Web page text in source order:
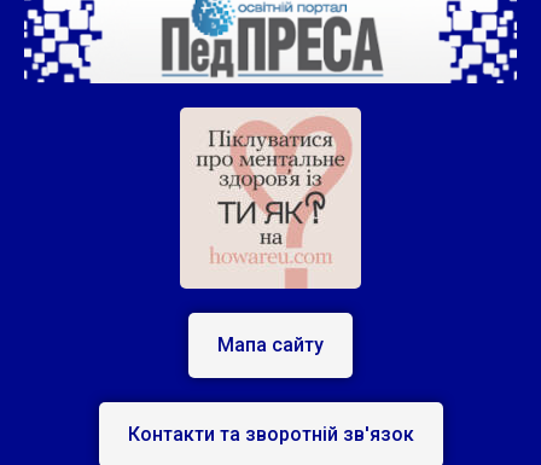
Мапа сайту
Контакти та зворотній зв'язок